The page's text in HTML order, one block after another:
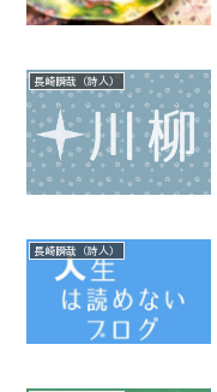
長崎瞬哉（詩人）
長崎瞬哉（詩人）